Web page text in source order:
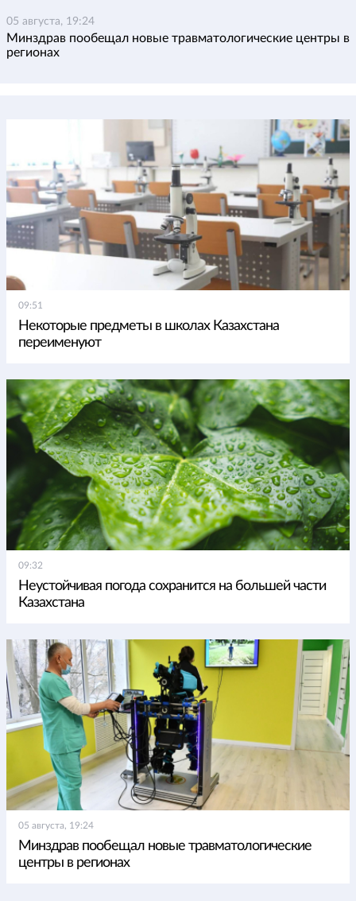
05 августа, 19:24
Минздрав пообещал новые травматологические центры в
регионах
09:51
Некоторые предметы в школах Казахстана
переименуют
09:32
Неустойчивая погода сохранится на большей части
Казахстана
05 августа, 19:24
Минздрав пообещал новые травматологические
центры в регионах